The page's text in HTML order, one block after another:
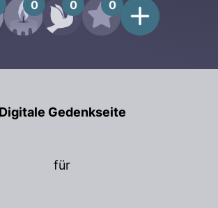
0 0 0
Digitale Gedenkseite
für